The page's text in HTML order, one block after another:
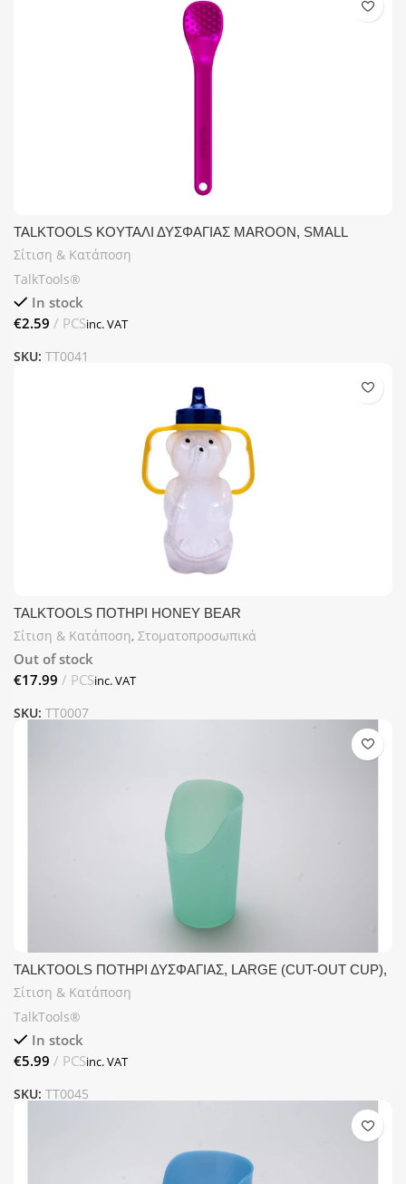
TALKTOOLS ΚΟΥΤΑΛΙ ΔΥΣΦΑΓΙΑΣ MAROON, SMALL
Σίτιση & Κατάποση
TalkTools®
In stock
€
SKU: TT0041
TALKTOOLS ΠΟΤΗΡΙ HONEY BEAR
Σίτιση & Κατάποση, Στοματοπροσωπικά
Out of stock
€
SKU: TT0007
TALKTOOLS ΠΟΤΗΡΙ ΔΥΣΦΑΓΙΑΣ, LARGE (CUT-OUT CUP),
210 ML
Σίτιση & Κατάποση
TalkTools®
In stock
€
SKU: TT0045